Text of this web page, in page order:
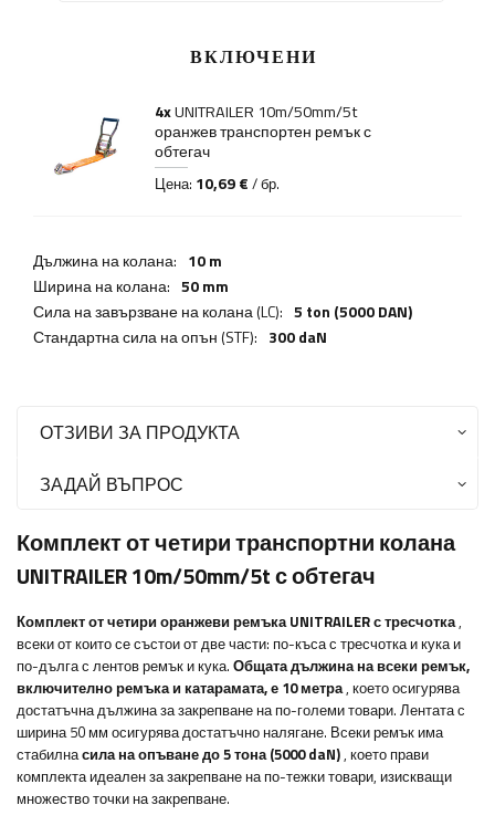
ВКЛЮЧЕНИ
4xUNITRAILER 10m/50mm/5t
оранжев транспортен ремък с
обтегач
Цена: 10,69 € / бр.
Дължина на колана: 10 m
Ширина на колана: 50 mm
Сила на завързване на колана (LC): 5 ton (5000 DAN)
Стандартна сила на опън (STF): 300 daN
ОТЗИВИ ЗА ПРОДУКТА
ЗАДАЙ ВЪПРОС
Комплект от четири транспортни колана
UNITRAILER 10m/50mm/5t с обтегач
Комплект от четири оранжеви ремъка UNITRAILER с тресчотка,
всеки от които се състои от две части: по-къса с тресчотка и кука и
по-дълга с лентов ремък и кука. Общата дължина на всеки ремък,
включително ремъка и катарамата, е 10 метра, което осигурява
достатъчна дължина за закрепване на по-големи товари. Лентата с
ширина 50 мм осигурява достатъчно налягане. Всеки ремък има
стабилнасила на опъване до 5 тона (5000 daN), което прави
комплекта идеален за закрепване на по-тежки товари, изискващи
множество точки на закрепване.